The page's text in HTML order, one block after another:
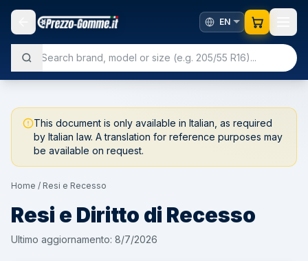
This document is only available in Italian, as required
by Italian law. A translation for reference purposes may
be available on request.
Home / Resi e Recesso
Resi e Diritto di Recesso
Ultimo aggiornamento: 8/7/2026